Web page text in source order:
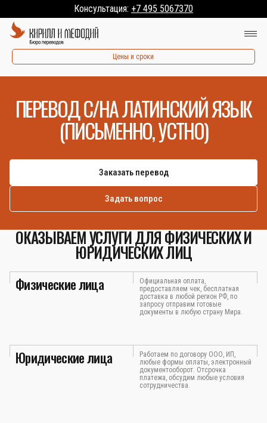
Консультация: +7 495 5067370
Цены и сроки
ПЕРЕВОД С/НА ЛАТИНСКИЙ ЯЗЫК
(ПИСЬМЕННО, УСТНО)
Заказать перевод
Задать вопрос
ОКАЗЫВАЕМ УСЛУГИ ДЛЯ ФИЗИЧЕСКИХ И
ЮРИДИЧЕСКИХ ЛИЦ
Физические лица
Официальная оплата,
предоставляем чек, бесплатная
доставка в любой регион РФ, по
запросу отправим готовые
документы в любую страну Мира.
Юридические лица
Работаем по договору ООО, ИП,
любые формы оплаты, электронный
документооборот. Отсрочка
платежа, обсудим любые условия
сотрудничества.